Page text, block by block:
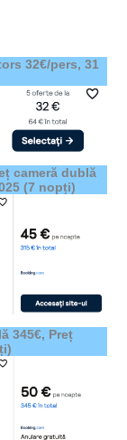
32€/pers, 31
cameră dublă
(7 nopți)
345€, Preț